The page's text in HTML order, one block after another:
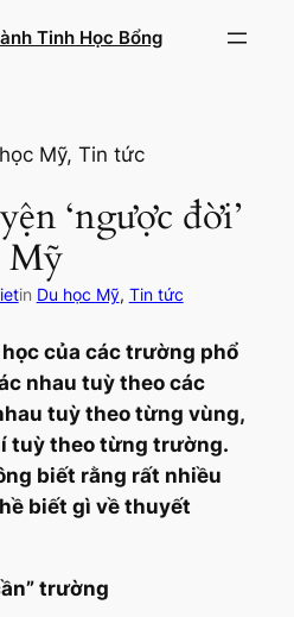
Tinh Học Bổng
‘ngược đời’
Mỹ
in Du học Mỹ, Tin tức
của các trường phổ
nhau tuỳ theo các
tuỳ theo từng vùng,
tuỳ theo từng trường.
biết rằng rất nhiều
biết gì về thuyết
trường